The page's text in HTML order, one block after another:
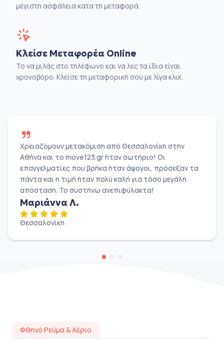
μέγιστη ασφάλεια κατα τη μεταφορά.
Κλείσε Μεταφορέα Online
Το να μιλάς στο τηλέφωνο και να λες τα ίδια είναι
χρονοβόρο. Κλείσε τη μεταφορική σου με λίγα κλικ.
Χρειαζόμουν μετακόμιση από Θεσσαλονίκη στην
Αθήνα και το move123.gr ήταν σωτήριο! Οι
επαγγελματίες που βρήκα ήταν άψογοι, πρόσεξαν τα
πάντα και η τιμή ήταν πολύ καλή για τόσο μεγάλη
απόσταση. Το συστήνω ανεπιφύλακτα!
Μαριάννα Λ.
Θεσσαλονίκη
Φθηνό Ρεύμα & Αέριο